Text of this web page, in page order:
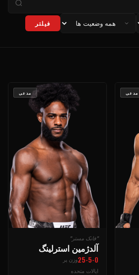
فیلتر
مدعی مدعی
"فانک مستر"
آلدژمین استرلینگ
25-5-0وزن پر
ایالات متحده